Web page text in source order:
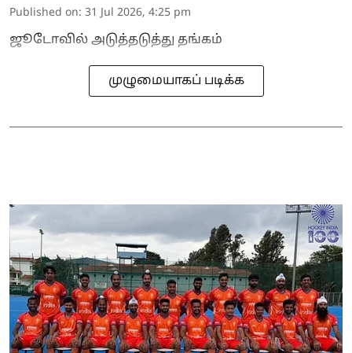
Published on: 31 Jul 2026, 4:25 pm
ஜூடோவில் அடுத்தடுத்து தங்கம்
முழுமையாகப் படிக்க